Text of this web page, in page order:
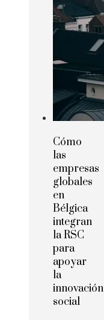
Cómo
las
empresas
globales
en
Bélgica
integran
la RSC
para
apoyar
la
innovación
social